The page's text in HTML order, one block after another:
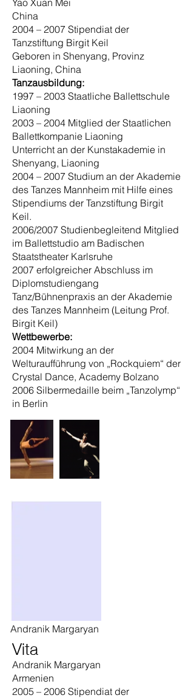
Yao Xuan Mei
China
2004 – 2007 Stipendiat der
Tanzstiftung Birgit Keil
Geboren in Shenyang, Provinz
Liaoning, China
Tanzausbildung:
1997 – 2003 Staatliche Ballettschule
Liaoning
2003 – 2004 Mitglied der Staatlichen
Ballettkompanie Liaoning
Unterricht an der Kunstakademie in
Shenyang, Liaoning
2004 – 2007 Studium an der Akademie
des Tanzes Mannheim mit Hilfe eines
Stipendiums der Tanzstiftung Birgit
Keil.
2006/2007 Studienbegleitend Mitglied
im Ballettstudio am Badischen
Staatstheater Karlsruhe
2007 erfolgreicher Abschluss im
Diplomstudiengang
Tanz/Bühnenpraxis an der Akademie
des Tanzes Mannheim (Leitung Prof.
Birgit Keil)
Wettbewerbe:
2004 Mitwirkung an der
Welturaufführung von „Rockquiem“ der
Crystal Dance, Academy Bolzano
2006 Silbermedaille beim „Tanzolymp“
in Berlin
Andranik Margaryan
Vita
Andranik Margaryan
Armenien
2005 – 2006 Stipendiat der